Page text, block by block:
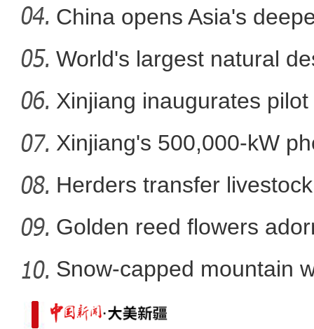
【新疆故事】超能量
China opens Asia's
World's largest natural
Xinjiang inaugurates
Xinjiang's 500,000-kW
pro
Herders transfer
Golden reed flowers
Snow-capped mountain
X